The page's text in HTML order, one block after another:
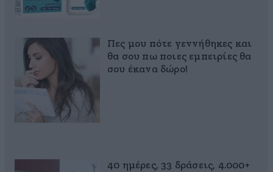
Πες μου πότε γεννήθηκες και
θα σου πω ποιες εμπειρίες θα
σου έκανα δώρο!
40 ημέρες, 33 δράσεις, 4.000+